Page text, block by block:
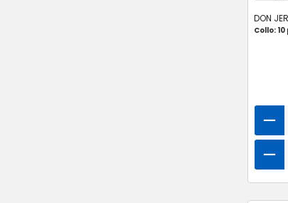
DON
Collo: 10